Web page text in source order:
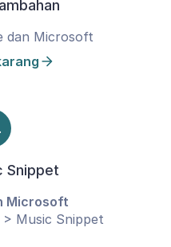
dan Microsoft
Snippet
Microsoft
> Music Snippet